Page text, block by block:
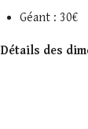
Géant : 30€
Détails des